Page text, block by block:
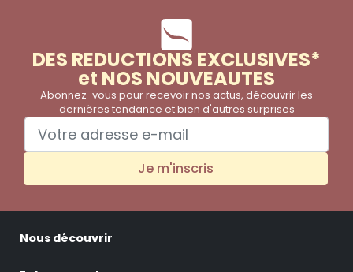
DES REDUCTIONS EXCLUSIVES*
et NOS NOUVEAUTES
Abonnez-vous pour recevoir nos actus, découvrir les
dernières tendance et bien d'autres surprises
Je m'inscris
Nous découvrir